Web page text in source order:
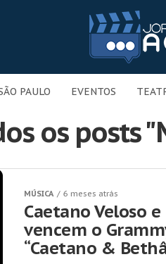
PAULO EVENTOS
os posts
MÚSICA 6 meses atrás
Caetano Veloso
vencem o
“Caetano &